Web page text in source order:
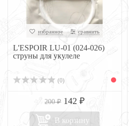
избранное сравнить
L'ESPOIR LU-01 (024-026)
струны для укулеле
(0)
200 ₽ 142 ₽
В корзину